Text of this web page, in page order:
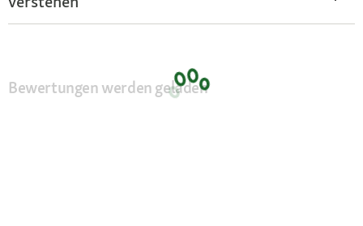
Bewertungen werden geladen